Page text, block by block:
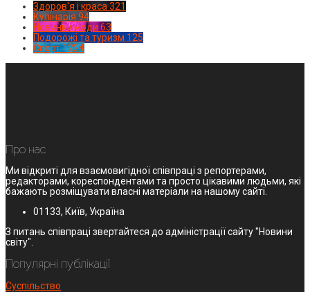
Здоров'я і краса 321
Кулінарія 94
Новинки моди 63
Подорожі та туризм 125
Спорт1224
Про нас
Ми відкриті для взаємовигідної співпраці з репортерами,
редакторами, кореспондентами та просто цікавими людьми, які
бажають розміщувати власні матеріали на нашому сайті.
01133, Київ, Україна
З питань співпраці звертайтеся до адміністрації сайту "Новини
світу".
Популярні публікації
Суспільство